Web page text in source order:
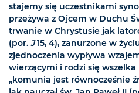
stajemy się uczestnikami
przeżywa z Ojcem w Duchu
trwanie w Chrystusie jak
(por. J15, 4), zanurzone w
zjednoczenia wypływa
wierzącymi i rodzi się wszelka
„komunia jest równocześnie